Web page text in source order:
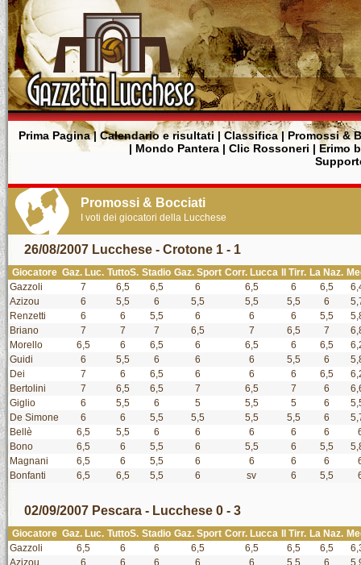
Prima Pagina| Calendario e risultati | Classifica|Promossi &
| Mondo Pantera| Clic Rossoneri | Erimo
Promossi & Bocciati
I voti dei giocatori della Lucchese
26/08/2007 Lucchese - Crotone 1 - 1
Giocatore Gaz. Luc. TuttoS. Stadio Gaz. Sport Corr. Lucca Il Tirr. La Naz.
Gazzoli
7 6,5 6,5 6 6,5 6 6,5
Azizou
6 5,5 6 5,5 5,5 5,5 6
Renzetti
6 6 5,5 6 6 6 5,5
Briano
7 7 7 6,5 7 6,5 7
Morello
6,5 6 6,5 6 6,5 6 6,5
Guidi
6 5,5 6 6 6 5,5 6
Dei
7 6 6,5 6 6 6 6,5
Bertolini
7 6,5 6,5 7 6,5 7 6
Giglio
6 5,5 6 5 5,5 5 6
De Simone
6 6 5,5 5,5 5,5 5,5 6
Bellè
6,5 5,5 6 6 6 6 6
Bono
6,5 6 5,5 6 5,5 6 5,5
Magnani
6,5 6 5,5 6 6 6 6
Bonfanti
6,5 6,5 5,5 6 sv 6 5,5
02/09/2007 Pescara - Lucchese 0 - 3
Giocatore Gaz. Luc. TuttoS. Stadio Gaz. Sport Corr. Lucca Il Tirr. La Naz.
Gazzoli
6,5 6 6 6,5 6,5 6,5 6,5
Azizou
6 6 6 6 6 5,5 6